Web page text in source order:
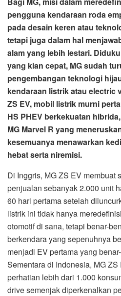
ZS EV, mobil listrik murni
HS PHEV berkekuatan hibrida,
MG Marvel R yang
kesemuanya menawarkan
hebat serta niremisi.
Di Inggris, MG ZS EV membuat
penjualan sebanyak 2.000 unit
60 hari pertama setelah
listrik ini tidak hanya
otomotif di sana, tetapi benar-
berkendara yang sepenuhnya
Sementara di Indonesia, MG
perhatian lebih dari 1.000
drive semenjak diperkenalkan
2021 April silam. Sejumlah
class electric IMAX panoramic
modern, serta charging portnya
futuristik. Ditambah lagi, SUV
juga tetap mempertahankan
dengan memperoleh bintang 5
ANCAP.